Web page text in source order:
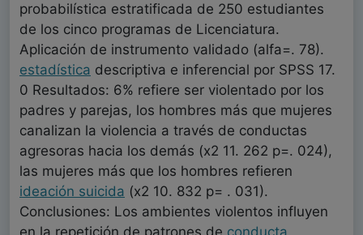
probabilística estratificada de 250 estudiantes
de los cinco programas de Licenciatura.
Aplicación de instrumento validado (alfa=. 78).
estadística descriptiva e inferencial por SPSS 17.
0 Resultados: 6% refiere ser violentado por los
padres y parejas, los hombres más que mujeres
canalizan la violencia a través de conductas
agresoras hacia los demás (x2 11. 262 p=. 024),
las mujeres más que los hombres refieren
ideación suicida (x2 10. 832 p= . 031).
Conclusiones: Los ambientes violentos influyen